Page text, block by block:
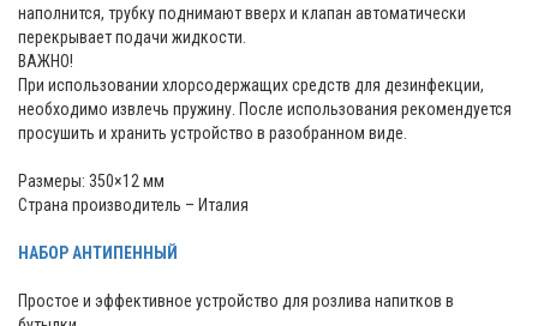
наполнится, трубку поднимают вверх и клапан автоматически
перекрывает подачи жидкости.
ВАЖНО!
При использовании хлорсодержащих средств для дезинфекции,
необходимо извлечь пружину. После использования рекомендуется
просушить и хранить устройство в разобранном виде.
Размеры: 350×12 мм
Страна производитель – Италия
НАБОР АНТИПЕННЫЙ
Простое и эффективное устройство для розлива напитков в